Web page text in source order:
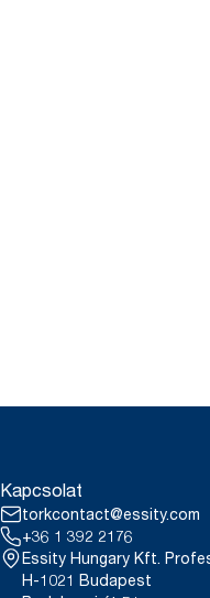
Kapcsolat
torkcontact@essity.com
+36 1 392 2176
Essity Hungary Kft.
H-1021 Budapest